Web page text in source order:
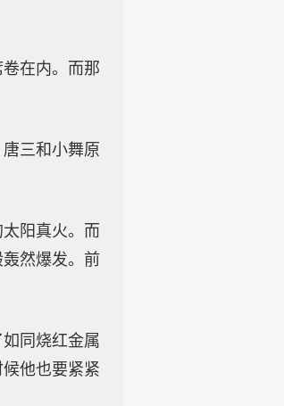
在内。而那
三和小舞原
阳真火。而
然爆发。前
同烧红金属
他也要紧紧